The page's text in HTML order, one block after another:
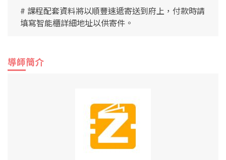
# 課程配套資料將以順豐速遞寄送到府上，付款時請
填寫智能櫃詳細地址以供寄件。
導師簡介